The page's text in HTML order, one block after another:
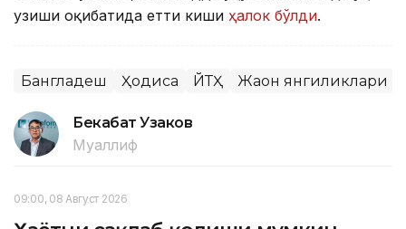
узиши оқибатида етти киши ҳалок бўлди.
Бангладеш Ҳодиса ЙТҲ Жаҳон янгиликлари
Бекабат Узаков
Муаллиф
09:00, 08 Август 2026